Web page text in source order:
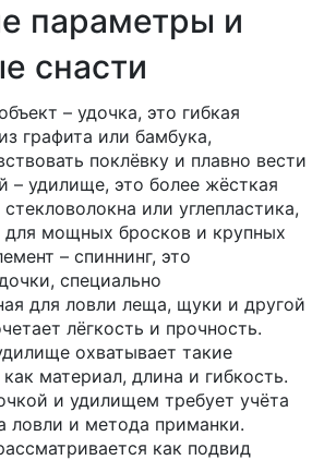
параметры и
снасти
– удочка, это гибкая
графита или бамбука,
поклёвку и плавно вести
– удилище, это более жёсткая
или углепластика,
для мощных бросков и крупных
– спиннинг, это
специально
для ловли леща, щуки и другой
лёгкость и прочность.
охватывает такие
материал, длина и гибкость.
и удилищем требует учёта
ловли и метода приманки.
как подвид